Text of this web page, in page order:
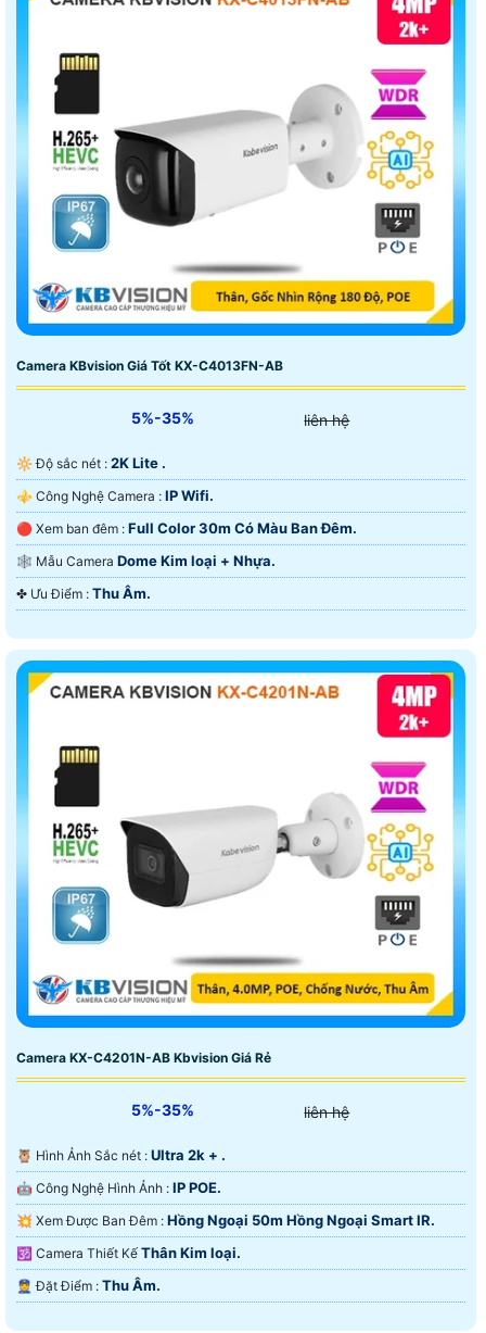
Camera KBvision Giá Tốt KX-C4013FN-AB
5%-35% liên hệ
🔆 Độ sắc nét : 2K Lite .
⚜️ Công Nghệ Camera : IP Wifi.
🔴 Xem ban đêm : Full Color 30m Có Màu Ban Ðêm.
🕸️ Mẫu Camera Dome Kim loại + Nhựa.
️✤ Ưu Điểm : Thu Âm.
Camera KX-C4201N-AB Kbvision Giá Rẻ
5%-35% liên hệ
🦉 Hình Ảnh Sắc nét : Ultra 2k + .
🤖️ Công Nghệ Hình Ảnh : IP POE.
💥 Xem Được Ban Đêm : Hồng Ngoại 50m Hồng Ngoại Smart IR.
🕉️ Camera Thiết Kế Thân Kim loại.
️👮 Đặt Điểm : Thu Âm.